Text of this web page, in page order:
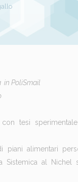
in PoliSmail
con tesi
piani alimentari
Sistemica al Nichel